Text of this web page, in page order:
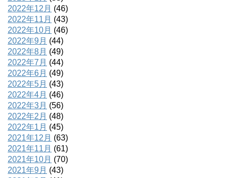
2022年12月 (46)
2022年11月 (43)
2022年10月 (46)
2022年9月 (44)
2022年8月 (49)
2022年7月 (44)
2022年6月 (49)
2022年5月 (43)
2022年4月 (46)
2022年3月 (56)
2022年2月 (48)
2022年1月 (45)
2021年12月 (63)
2021年11月 (61)
2021年10月 (70)
2021年9月 (43)